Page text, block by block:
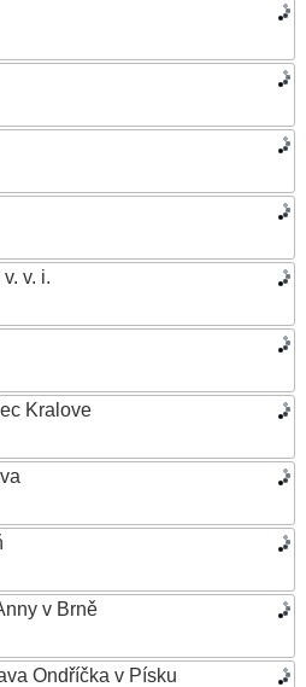
v. i.
Kralove
v Brně
Ondříčka v Písku